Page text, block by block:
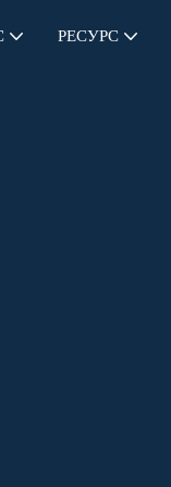
РЕСУРС